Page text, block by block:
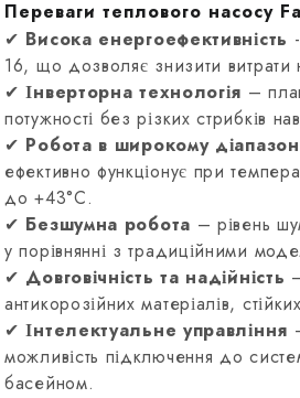
Переваги теплового насосу
✔ Висока енергоефективність
16, що дозволяє знизити витрати
✔Інверторна технологія –
потужності без різких стрибків
✔ Робота в широкому
ефективно функціонує при
до +43°C.
✔ Безшумна робота – рівень
у порівнянні з традиційними
✔ Довговічність та надійність
антикорозійних матеріалів,
✔Інтелектуальне управління
можливість підключення до
басейном.